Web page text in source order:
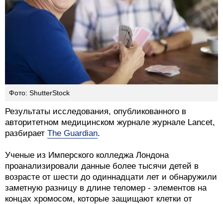
Фото: ShutterStock
Результаты исследования, опубликованного в
авторитетном медицинском журнале журнале Lancet,
разбирает The Guardian.
Ученые из Имперского колледжа Лондона
проанализировали данные более тысячи детей в
возрасте от шести до одиннадцати лет и обнаружили
заметную разницу в длине теломер - элементов на
концах хромосом, которые защищают клетки от